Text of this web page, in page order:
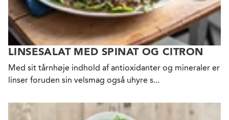
LINSESALAT MED SPINAT OG CITRON
Med sit tårnhøje indhold af antioxidanter og mineraler er
linser foruden sin velsmag også uhyre s...